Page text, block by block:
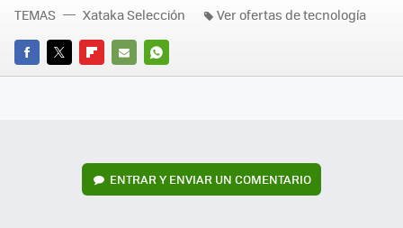
FACEBOOK
TWITTERFLIPBOARD
E-
WHATSAPP
TEMAS Xataka Selección Ver ofertas de tecnología
ENTRAR Y ENVIAR UN COMENTARIO